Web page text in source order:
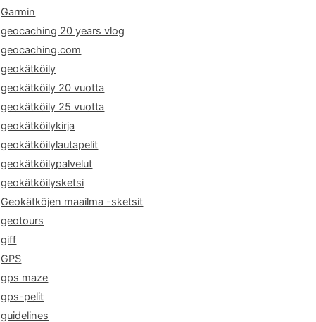
Garmin
geocaching 20 years vlog
geocaching.com
geokätköily
geokätköily 20 vuotta
geokätköily 25 vuotta
geokätköilykirja
geokätköilylautapelit
geokätköilypalvelut
geokätköilysketsi
Geokätköjen maailma -sketsit
geotours
giff
GPS
gps maze
gps-pelit
guidelines